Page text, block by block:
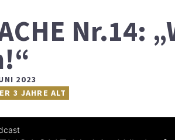
Nr.14:
2023
3 JAHRE ALT